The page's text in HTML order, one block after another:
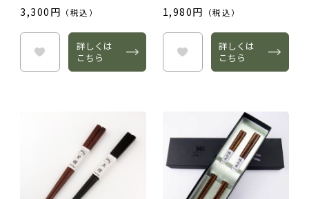
3,300円 （税込）
詳しくは
こちら
1,980円 （税込）
詳しくは
こちら